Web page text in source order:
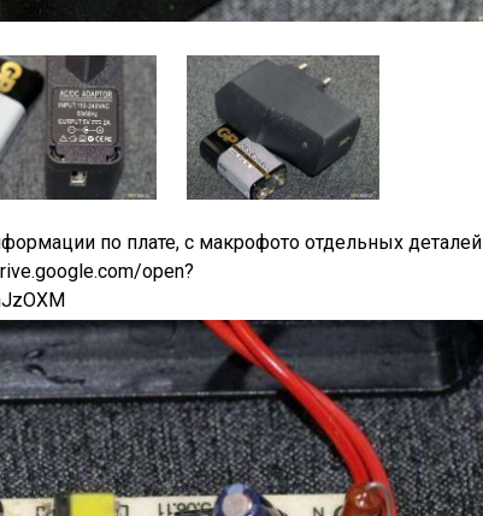
по плате, с макрофото отдельных деталей
open?